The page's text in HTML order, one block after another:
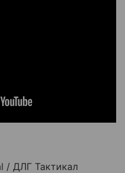
/ ДЛГ Тактикал